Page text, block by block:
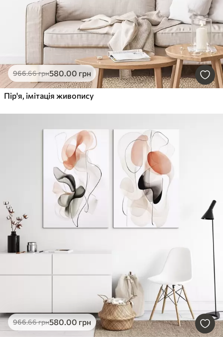
966.66грн580.00 грн
Пір'я, імітація живопису
966.66грн580.00 грн